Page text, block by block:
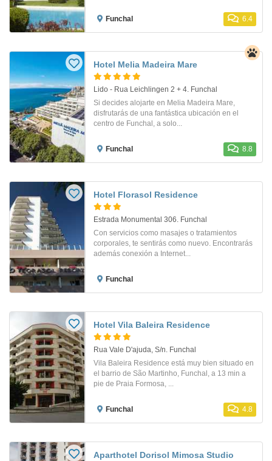
Funchal 6.4
Hotel Melia Madeira Mare
Lido - Rua Leichlingen 2 + 4. Funchal
Si decides alojarte en Melia Madeira Mare,
disfrutarás de una fantástica ubicación en el
centro de Funchal, a solo...
Funchal 8.8
Hotel Florasol Residence
Estrada Monumental 306. Funchal
Con servicios como masajes o tratamientos
corporales, te sentirás como nuevo. Encontrarás
además conexión a Internet...
Funchal
Hotel Vila Baleira Residence
Rua Vale D'ajuda, S/n. Funchal
Vila Baleira Residence está muy bien situado en
el barrio de São Martinho, Funchal, a 13 min a
pie de Praia Formosa, ...
Funchal 4.8
Aparthotel Dorisol Mimosa Studio